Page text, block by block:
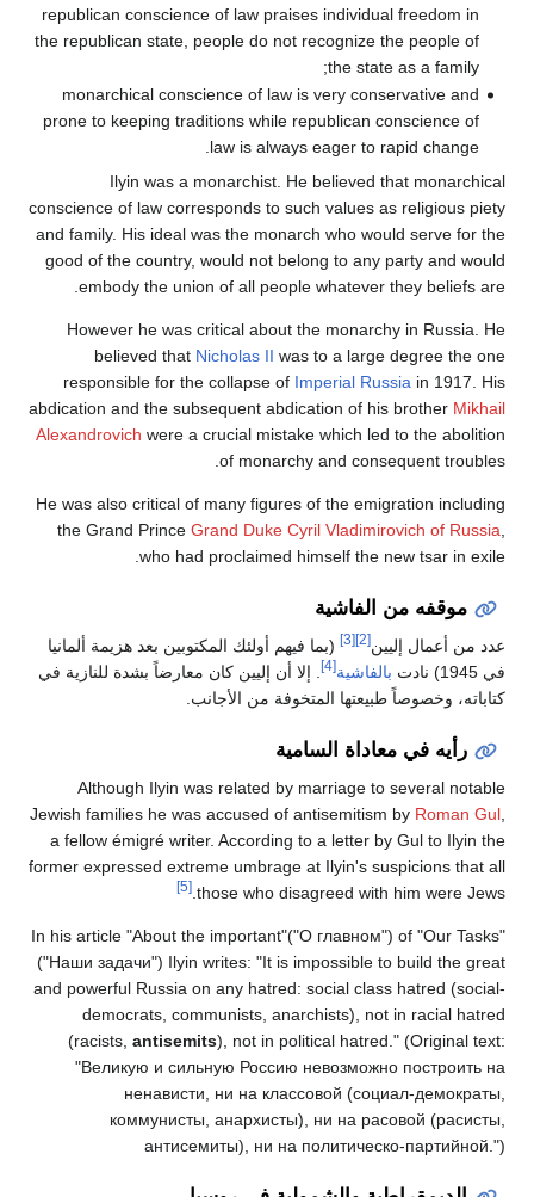
republican conscience of law praises individual freedom in
the republican state, people do not recognize the people of
the state as a family;
monarchical conscience of law is very conservative and
prone to keeping traditions while republican conscience of
law is always eager to rapid change.
Ilyin was a monarchist. He believed that monarchical
conscience of law corresponds to such values as religious piety
and family. His ideal was the monarch who would serve for the
good of the country, would not belong to any party and would
embody the union of all people whatever they beliefs are.
However he was critical about the monarchy in Russia. He
believed that Nicholas II was to a large degree the one
responsible for the collapse of Imperial Russia in 1917. His
abdication and the subsequent abdication of his brother Mikhail
Alexandrovich were a crucial mistake which led to the abolition
of monarchy and consequent troubles.
He was also critical of many figures of the emigration including
the Grand Prince Grand Duke Cyril Vladimirovich of Russia,
who had proclaimed himself the new tsar in exile.
موقفه من الفاشية
عدد من أعمال إليين[2]
[3]
(بما فيهم أولئك المكتوبين بعد هزيمة ألمانيا
في 1945) نادت
بالفاشية[4]
. إلا أن إليين كان معارضاً بشدة للنازية في
كتاباته، وخصوصاً طبيعتها المتخوفة من الأجانب.
رأيه في معاداة السامية
Although Ilyin was related by marriage to several notable
Jewish families he was accused of antisemitism by Roman Gul
a fellow émigré writer. According to a letter by Gul to Ilyin the
former expressed extreme umbrage at Ilyin's suspicions that all
those who disagreed with him were Jews.
[5]
In his article "About the important"("О главном") of "Our Tasks"
("Наши задачи") Ilyin writes: "It is impossible to build the great
and powerful Russia on any hatred: social class hatred (social-
democrats, communists, anarchists), not in racial hatred
(racists, antisemits), not in political hatred." (Original text:
"Великую и сильную Россию невозможно построить на
ненависти, ни на классовой (социал-демократы,
коммунисты, анархисты), ни на расовой (расисты,
антисемиты), ни на политическо-партийной.")